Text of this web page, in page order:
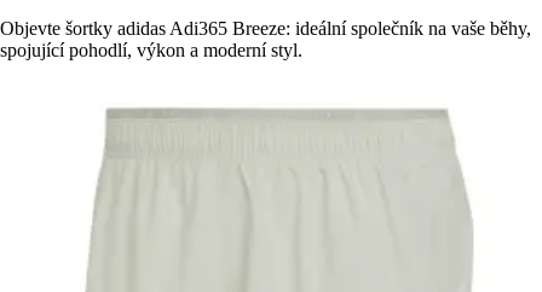
Objevte šortky adidas Adi365 Breeze: ideální společník na vaše běhy,
spojující pohodlí, výkon a moderní styl.